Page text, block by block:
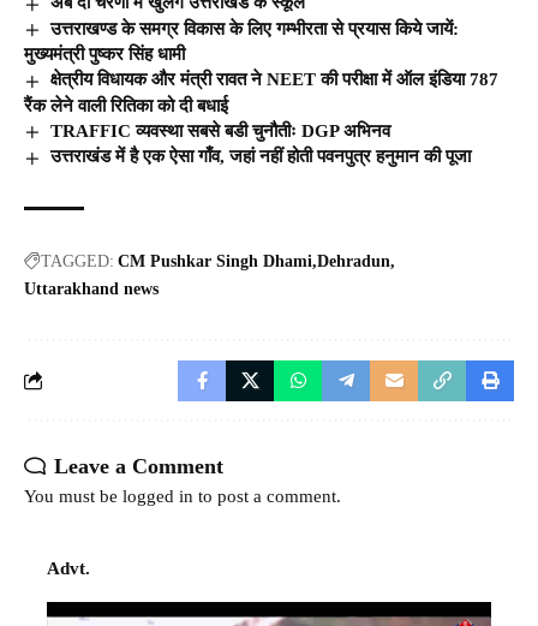
उत्तराखण्ड के समग्र विकास के लिए गम्भीरता से प्रयास किये जायें:
मुख्यमंत्री पुष्कर सिंह धामी
क्षेत्रीय विधायक और मंत्री रावत ने NEET की परीक्षा में ऑल इंडिया 787
रैंक लेने वाली रितिका को दी बधाई
TRAFFIC व्यवस्था सबसे बडी चुनौतीः DGP अभिनव
उत्तराखंड में है एक ऐसा गाँव, जहां नहीं होती पवनपुत्र हनुमान की पूजा
TAGGED: CM Pushkar Singh Dhami Dehradun
Uttarakhand news
Leave a Comment
You must be logged in to post a comment.
Advt.
Video